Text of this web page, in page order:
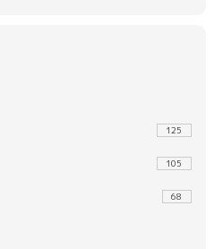
125
105
68